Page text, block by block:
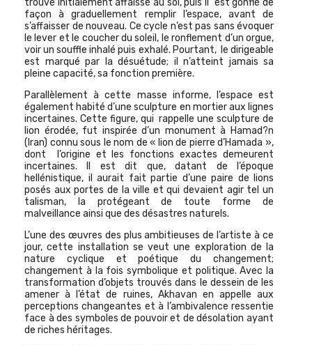
trouve initialement affaissé au sol, puis il est gonflé de
façon à graduellement remplir l’espace, avant de
s’affaisser de nouveau. Ce cycle n’est pas sans évoquer
le lever et le coucher du soleil, le ronflement d’un orgue,
voir un souffle inhalé puis exhalé. Pourtant, le dirigeable
est marqué par la désuétude; il n’atteint jamais sa
pleine capacité, sa fonction première.
Parallèlement à cette masse informe, l’espace est
également habité d’une sculpture en mortier aux lignes
incertaines. Cette figure, qui rappelle une sculpture de
lion érodée, fut inspirée d’un monument à Hamad?n
(Iran) connu sous le nom de « lion de pierre d’Hamada »,
dont l’origine et les fonctions exactes demeurent
incertaines. Il est dit que, datant de l’époque
hellénistique, il aurait fait partie d’une paire de lions
posés aux portes de la ville et qui devaient agir tel un
talisman, la protégeant de toute forme de
malveillance ainsi que des désastres naturels.
L’une des œuvres des plus ambitieuses de l’artiste à ce
jour, cette installation se veut une exploration de la
nature cyclique et poétique du changement;
changement à la fois symbolique et politique. Avec la
transformation d’objets trouvés dans le dessein de les
amener à l’état de ruines, Akhavan en appelle aux
perceptions changeantes et à l’ambivalence ressentie
face à des symboles de pouvoir et de désolation ayant
de riches héritages.